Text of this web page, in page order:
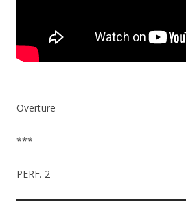
Overture
***
PERF. 2